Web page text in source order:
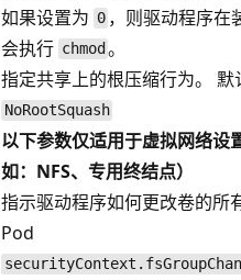
如果设置为 0 ，则驱动程序在
会执行 chmod 。
指定共享上的根压缩行为。 默
NoRootSquash
以下参数仅适用于虚拟网络设
如：NFS、专用终结点）
指示驱动程序如何更改卷的所
Pod